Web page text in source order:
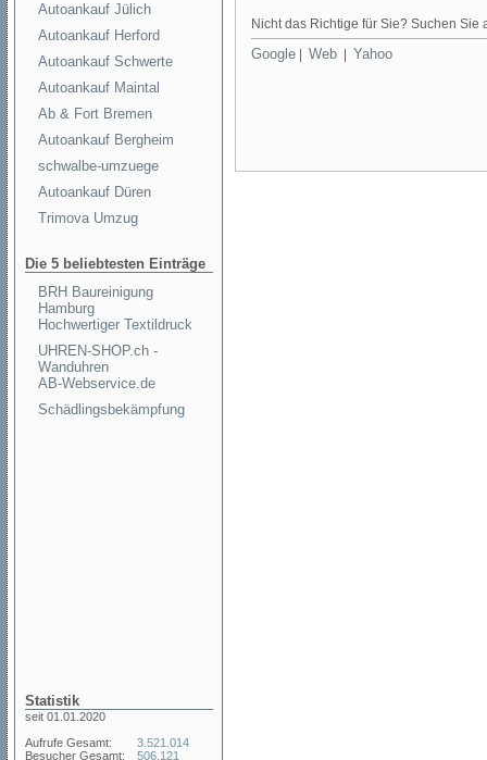
Autoankauf Jülich
Autoankauf Herford
Autoankauf Schwerte
Autoankauf Maintal
Ab & Fort Bremen
Autoankauf Bergheim
schwalbe-umzuege
Autoankauf Düren
Trimova Umzug
Die 5 beliebtesten Einträge
BRH Baureinigung
Hamburg
Hochwertiger Textildruck
UHREN-SHOP.ch -
Wanduhren
AB-Webservice.de
Schädlingsbekämpfung
Statistik
seit 01.01.2020
Aufrufe Gesamt:
Besucher Gesamt:
3.521.014
506.121
Nicht das Richtige für Sie? Suchen Sie
Google Web Yahoo